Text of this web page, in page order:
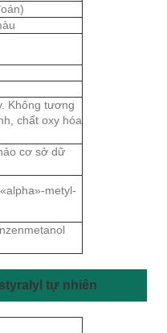
Không tương
chất oxy hóa
cơ sở dữ
metyl-
tự nhiên